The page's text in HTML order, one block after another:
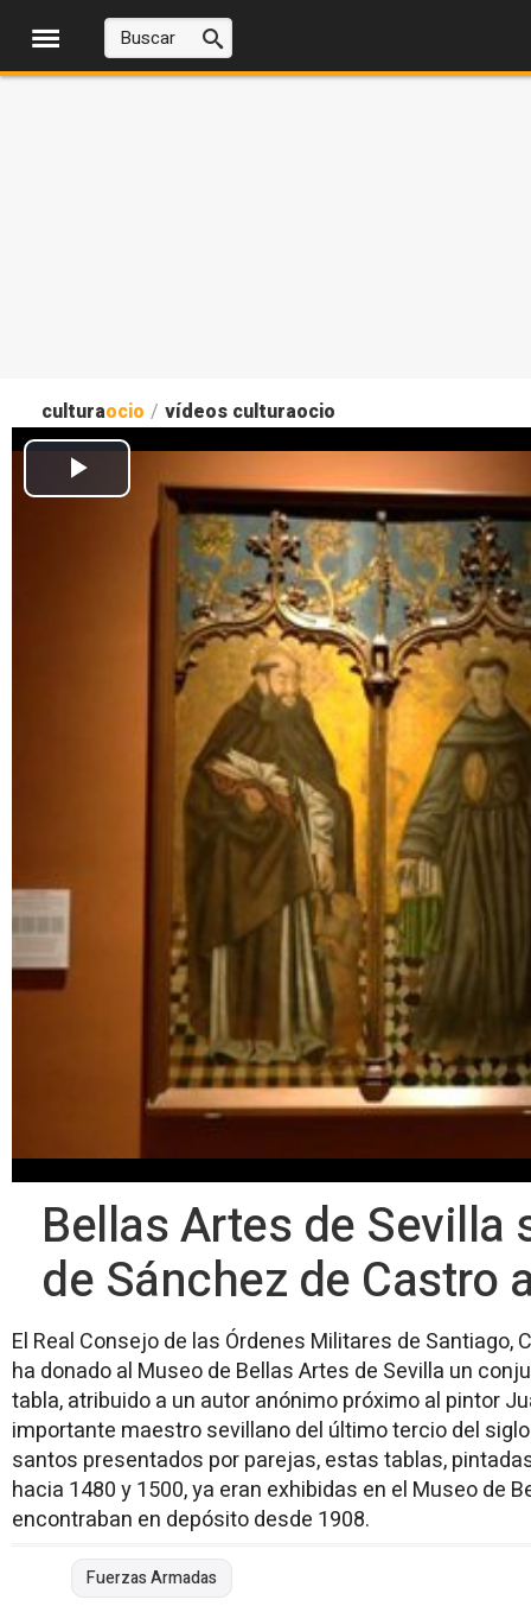
culturaocio / vídeos culturaocio
Bellas Artes de
de Sánchez de Castro
El Real Consejo de las Órdenes Militares de Santiago,
ha donado al Museo de Bellas Artes de Sevilla un
tabla, atribuido a un autor anónimo próximo al pintor
importante maestro sevillano del último tercio del
santos presentados por parejas, estas tablas,
hacia 1480 y 1500, ya eran exhibidas en el Museo de
encontraban en depósito desde 1908.
Fuerzas Armadas